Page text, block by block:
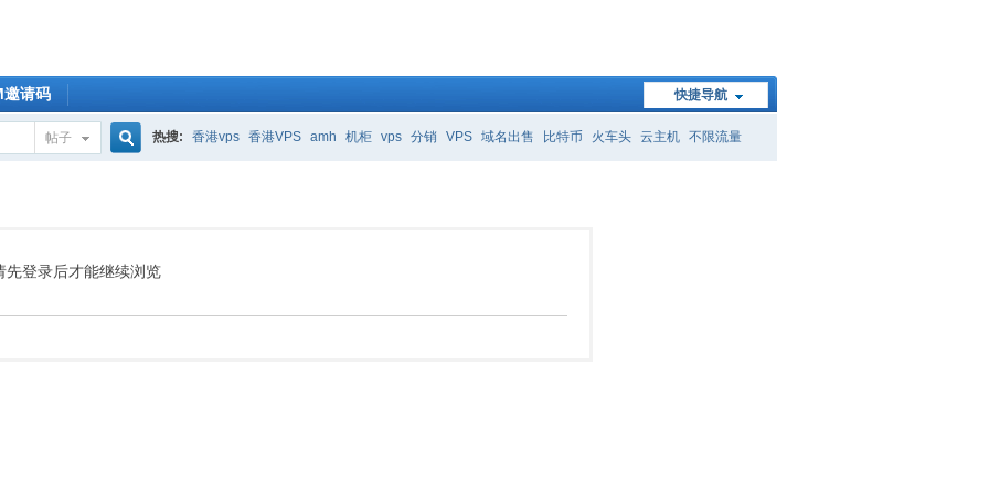
快捷导航
请码
帖子
索
热搜: 香港vps 香港VPS amh 机柜 vps 分销 VPS 域名出售 比特币 火车头 云主机 不限流量
先登录后才能继续浏览